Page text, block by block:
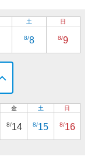
土
8/8
日
8/9
金
8/14
土
8/15
日
8/16